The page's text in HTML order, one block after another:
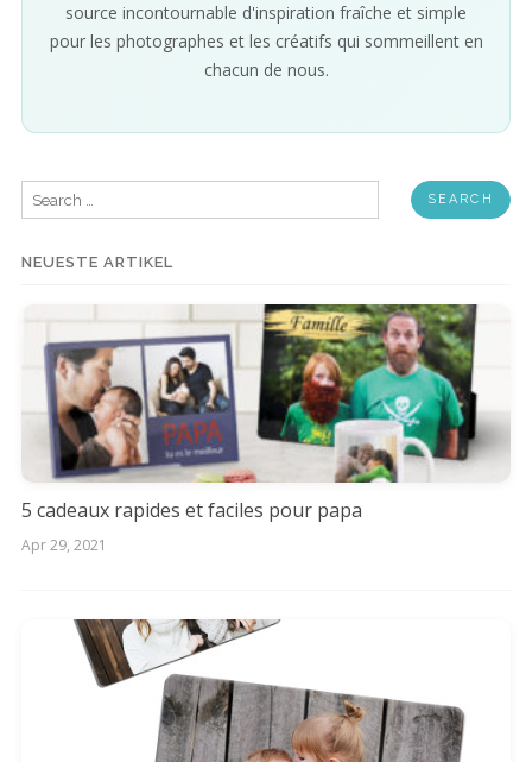
source incontournable d'inspiration fraîche et simple
pour les photographes et les créatifs qui sommeillent en
chacun de nous.
Search
for:
NEUESTE ARTIKEL
5 cadeaux rapides et faciles pour papa
Apr 29, 2021